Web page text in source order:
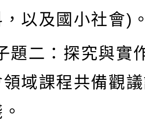
以及國小社會)
題二：探究與實
域課程共備觀